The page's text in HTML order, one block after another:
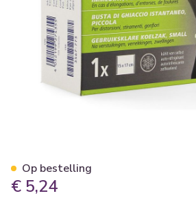
€ 5,24
Op bestelling